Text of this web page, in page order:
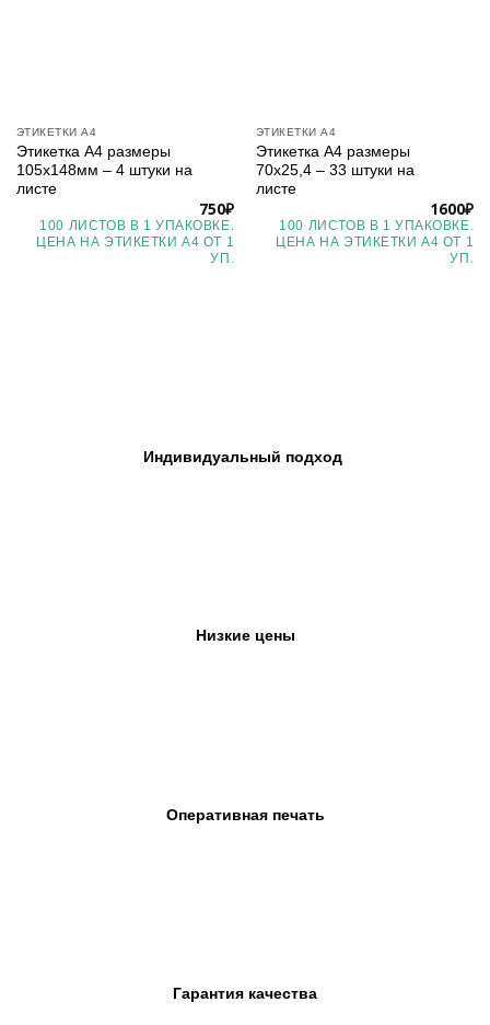
ЭТИКЕТКИ А4
Этикетка А4 размеры
105х148мм – 4 штуки на
листе
750₽
100 ЛИСТОВ В 1 УПАКОВКЕ.
ЦЕНА НА ЭТИКЕТКИ А4 ОТ 1
УП.
ЭТИКЕТКИ А4
Этикетка А4 размеры
70х25,4 – 33 штуки на
листе
1600₽
100 ЛИСТОВ В 1 УПАКОВКЕ.
ЦЕНА НА ЭТИКЕТКИ А4 ОТ 1
УП.
Индивидуальный подход
Низкие цены
Оперативная печать
Гарантия качества